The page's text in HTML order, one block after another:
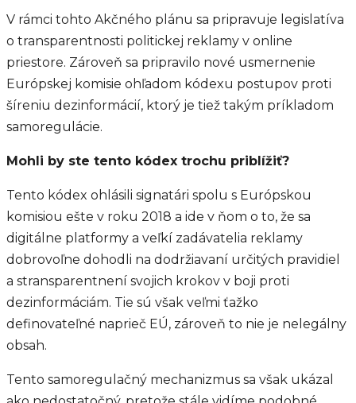
V rámci tohto Akčného plánu sa pripravuje legislatíva
o transparentnosti politickej reklamy v online
priestore. Zároveň sa pripravilo nové usmernenie
Európskej komisie ohľadom kódexu postupov proti
šíreniu dezinformácií, ktorý je tiež takým príkladom
samoregulácie.
Mohli by ste tento kódex trochu priblížiť?
Tento kódex ohlásili signatári spolu s Európskou
komisiou ešte v roku 2018 a ide v ňom o to, že sa
digitálne platformy a veľkí zadávatelia reklamy
dobrovoľne dohodli na dodržiavaní určitých pravidiel
a stransparentnení svojich krokov v boji proti
dezinformáciám. Tie sú však veľmi ťažko
definovateľné naprieč EÚ, zároveň to nie je nelegálny
obsah.
Tento samoregulačný mechanizmus sa však ukázal